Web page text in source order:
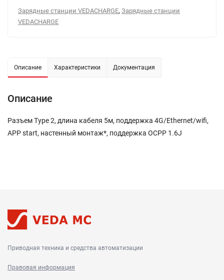
Зарядные станции VEDACHARGE, Зарядные станции
VEDACHARGE
Описание Характеристики Документация
Описание
Разъем Type 2, длина кабеля 5м, поддержка 4G/Ethernet/wifi,
APP start, настенный монтаж*, поддержка OCPP 1.6J
Приводная техника и средства автоматизации
Правовая информация